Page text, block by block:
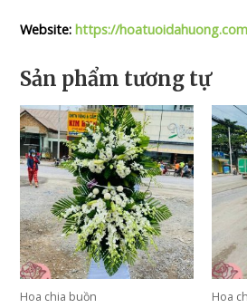
Website:https://
Sản phẩm tương tự
Hoa chia buồn Hoa